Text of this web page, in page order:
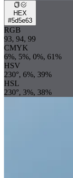
HEX
#5d5e63
RGB
93, 94, 99
CMYK
6%, 5%, 0%, 61%
HSV
230°, 6%, 39%
HSL
230°, 3%, 38%